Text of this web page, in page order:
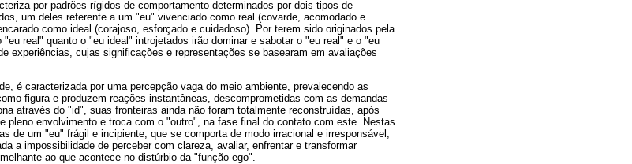
por padrões rígidos de comportamento determinados por dois tipos de
um deles referente a um "eu" vivenciado como real (covarde, acomodado e
como ideal (corajoso, esforçado e cuidadoso). Por terem sido originados pela
real" quanto o "eu ideal" introjetados irão dominar e sabotar o "eu real" e o "eu
experiências, cujas significações e representações se basearam em avaliações
é caracterizada por uma percepção vaga do meio ambiente, prevalecendo as
figura e produzem reações instantâneas, descomprometidas com as demandas
através do "id", suas fronteiras ainda não foram totalmente reconstruídas, após
pleno envolvimento e troca com o "outro", na fase final do contato com este. Nestas
de um "eu" frágil e incipiente, que se comporta de modo irracional e irresponsável,
a impossibilidade de perceber com clareza, avaliar, enfrentar e transformar
ao que acontece no distúrbio da "função ego".